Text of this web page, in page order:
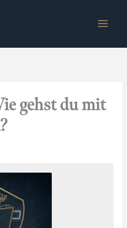
gehst du mit